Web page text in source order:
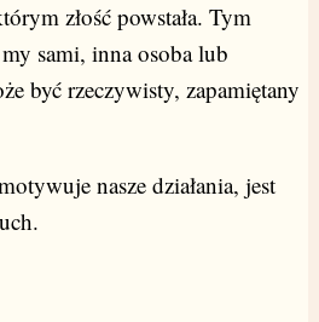
złość powstała. Tym
sami, inna osoba lub
być rzeczywisty, zapamiętany
nasze działania, jest